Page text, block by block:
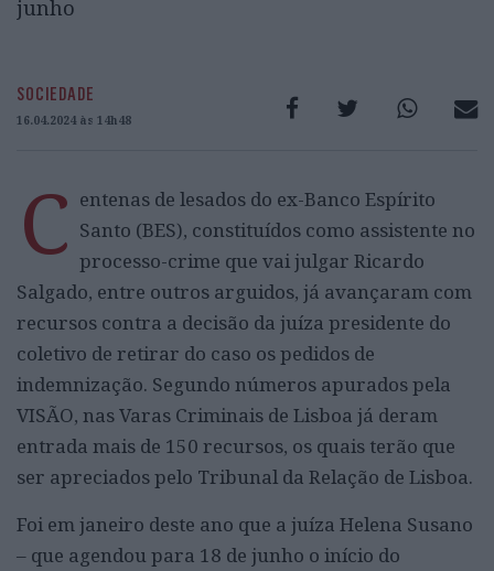
junho
SOCIEDADE
16.04.2024 às 14h48
C entenas de lesados do ex-Banco Espírito
Santo (BES), constituídos como assistente no
processo-crime que vai julgar Ricardo
Salgado, entre outros arguidos, já avançaram com
recursos contra a decisão da juíza presidente do
coletivo de retirar do caso os pedidos de
indemnização. Segundo números apurados pela
VISÃO, nas Varas Criminais de Lisboa já deram
entrada mais de 150 recursos, os quais terão que
ser apreciados pelo Tribunal da Relação de Lisboa.
Foi em janeiro deste ano que a juíza Helena Susano
– que agendou para 18 de junho o início do